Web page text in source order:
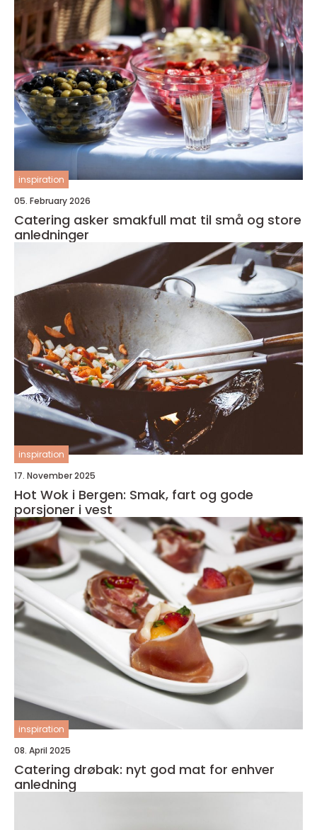
inspiration
05. February 2026
Catering asker smakfull mat til små og store
anledninger
inspiration
17. November 2025
Hot Wok i Bergen: Smak, fart og gode
porsjoner i vest
inspiration
08. April 2025
Catering drøbak: nyt god mat for enhver
anledning